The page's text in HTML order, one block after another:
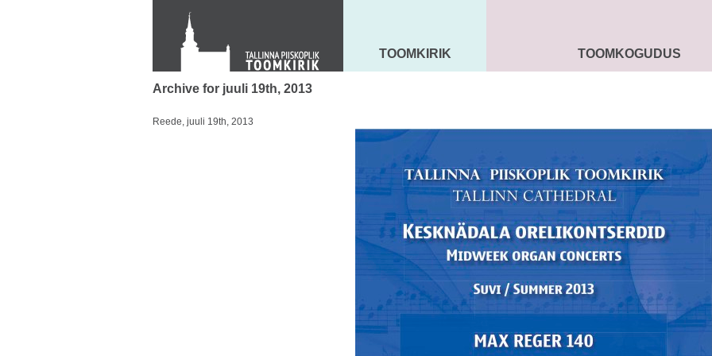
Toom-Kooli 6, 10130 TALLINN
tallinna.toom
+372 644 4140
MAARJA KIRIK
TOOMKIRIK SEENIORIDTOOMKOGUDUS
Archive for juuli 19th, 2013
Reede, juuli 19th, 2013